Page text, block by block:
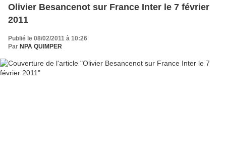
Olivier Besancenot sur France Inter le 7 février
2011
Publié le 08/02/2011 à 10:26
Par NPA QUIMPER